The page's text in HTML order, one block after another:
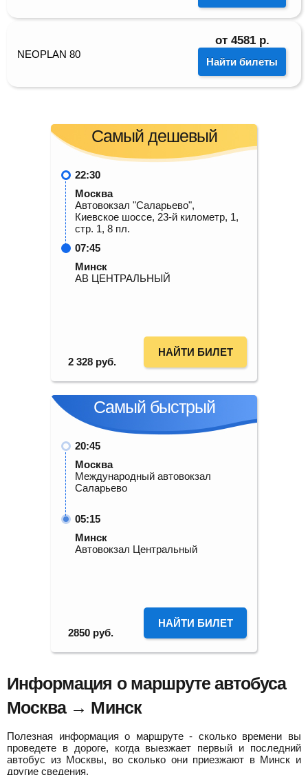
NEOPLAN 80
от 4581 р.
Найти билеты
Самый дешевый
22:30
Москва
Автовокзал "Саларьево",
Киевское шоссе, 23-й километр, 1,
стр. 1, 8 пл.
07:45
Минск
АВ ЦЕНТРАЛЬНЫЙ
2 328 руб.
НАЙТИ БИЛЕТ
Самый быстрый
20:45
Москва
Международный автовокзал
Саларьево
05:15
Минск
Автовокзал Центральный
2850 руб.
НАЙТИ БИЛЕТ
Информация о маршруте автобуса
Москва → Минск
Полезная информация о маршруте - сколько времени вы
проведете в дороге, когда выезжает первый и последний
автобус из Москвы, во сколько они приезжают в Минск и
другие сведения.